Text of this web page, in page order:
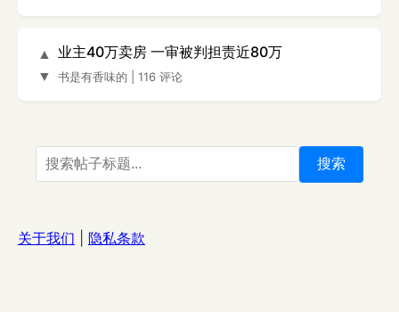
▲
▼
业主40万卖房 一审被判担责近80万
书是有香味的 116 评论
搜索
关于我们 隐私条款